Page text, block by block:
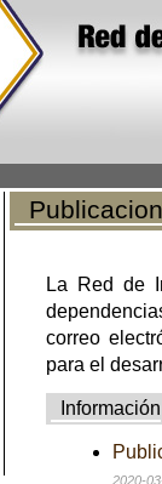
La Red de
correo
para el
Información
2020-